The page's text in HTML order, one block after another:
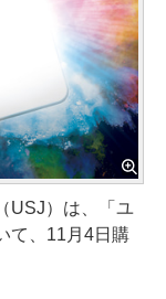
USJ）は、「ユ
て、11月4日購